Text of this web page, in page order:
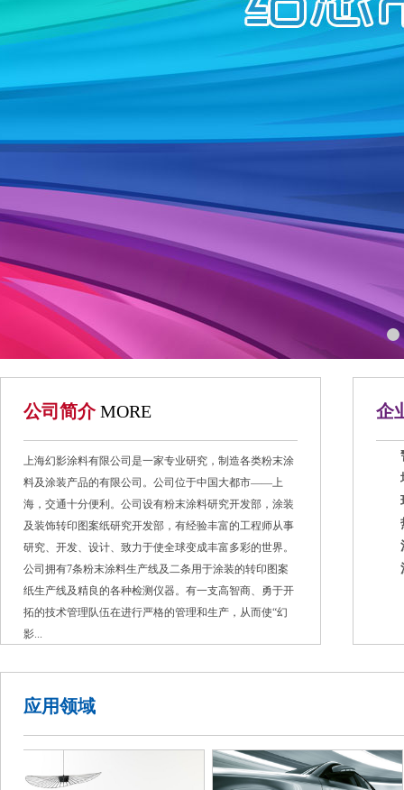
公司简介MORE
上海幻影涂料有限公司是一家专业研究，制造各类粉末涂
料及涂装产品的有限公司。公司位于中国大都市——上
海，交通十分便利。公司设有粉末涂料研究开发部，涂装
及装饰转印图案纸研究开发部，有经验丰富的工程师从事
研究、开发、设计、致力于使全球变成丰富多彩的世界。
公司拥有7条粉末涂料生产线及二条用于涂装的转印图案
纸生产线及精良的各种检测仪器。有一支高智商、勇于开
拓的技术管理队伍在进行严格的管理和生产，从而使“幻
影...
企
应用领域